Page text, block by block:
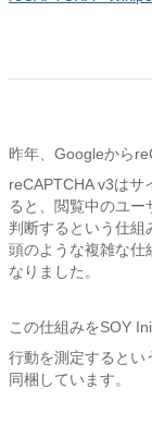
昨年、Googleから
reCAPTCHA v3はサ
ると、閲覧中のユ
判断するという仕組
頭のような複雑な仕
なりました。
この仕組みをSOY
行動を測定するとい
同梱しています。